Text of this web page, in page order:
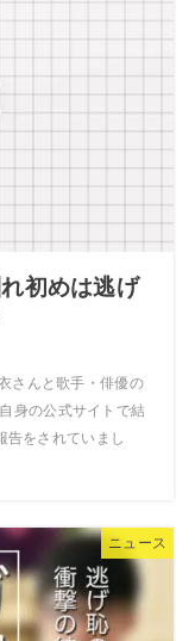
初めは逃げ
さんと歌手・俳優の
身の公式サイトで結
告をされていまし
ニュース